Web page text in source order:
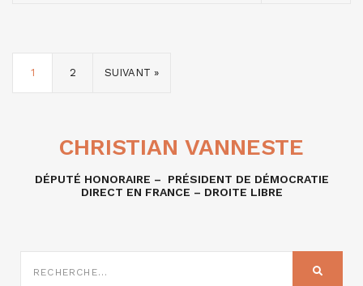
1 2 SUIVANT »
CHRISTIAN VANNESTE
DÉPUTÉ HONORAIRE – PRÉSIDENT DE DÉMOCRATIE
DIRECT EN FRANCE – DROITE LIBRE
SUR